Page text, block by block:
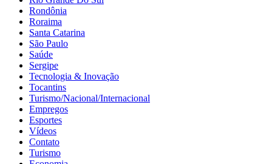
Rondônia
Roraima
Santa Catarina
São Paulo
Saúde
Sergipe
Tecnologia & Inovação
Tocantins
Turismo/Nacional/Internacional
Empregos
Esportes
Vídeos
Contato
Turismo